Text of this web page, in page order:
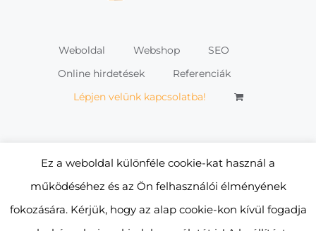
Weboldal Webshop
SEO
Online hirdetések
Referenciák
Lépjen velünk kapcsolatba!
© Copyright2026 | Promocio (UK) Ltd. Magyarországi
Fióktelep |Adatvédelmi tájékoztató
Ez a weboldal különféle cookie-kat használ a
működéséhez és az Ön felhasználói élményének
fokozására. Kérjük, hogy az alap cookie-kon kívül fogadja